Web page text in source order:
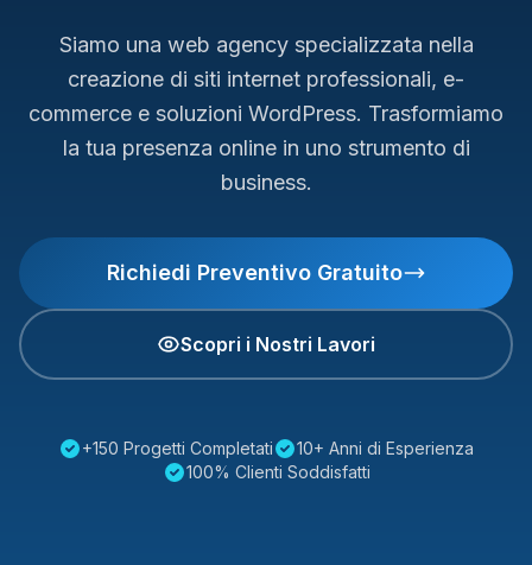
Siamo una web agency specializzata nella
creazione di siti internet professionali, e-
commerce e soluzioni WordPress. Trasformiamo
la tua presenza online in uno strumento di
business.
Richiedi Preventivo Gratuito
Scopri i Nostri Lavori
+150 Progetti Completati
10+ Anni di Esperienza
100% Clienti Soddisfatti